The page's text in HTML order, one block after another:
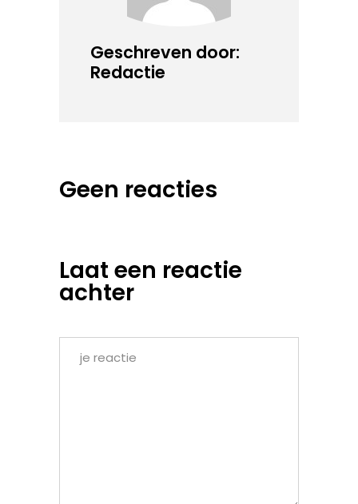
Geschreven door:
Redactie
Geen reacties
Laat een reactie
achter